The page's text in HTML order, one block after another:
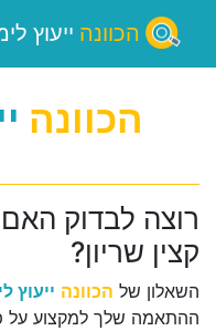
הכוונה ייעוץ
הכוונה
רוצה לבדוק
קצין שריון?
השאלון של הכוונה ייעוץ
ההתאמה שלך למקצוע על